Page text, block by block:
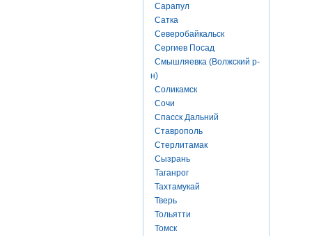
Сарапул
Сатка
Северобайкальск
Сергиев Посад
Смышляевка (Волжский р-
н)
Соликамск
Сочи
Спасск Дальний
Ставрополь
Стерлитамак
Сызрань
Таганрог
Тахтамукай
Тверь
Тольятти
Томск